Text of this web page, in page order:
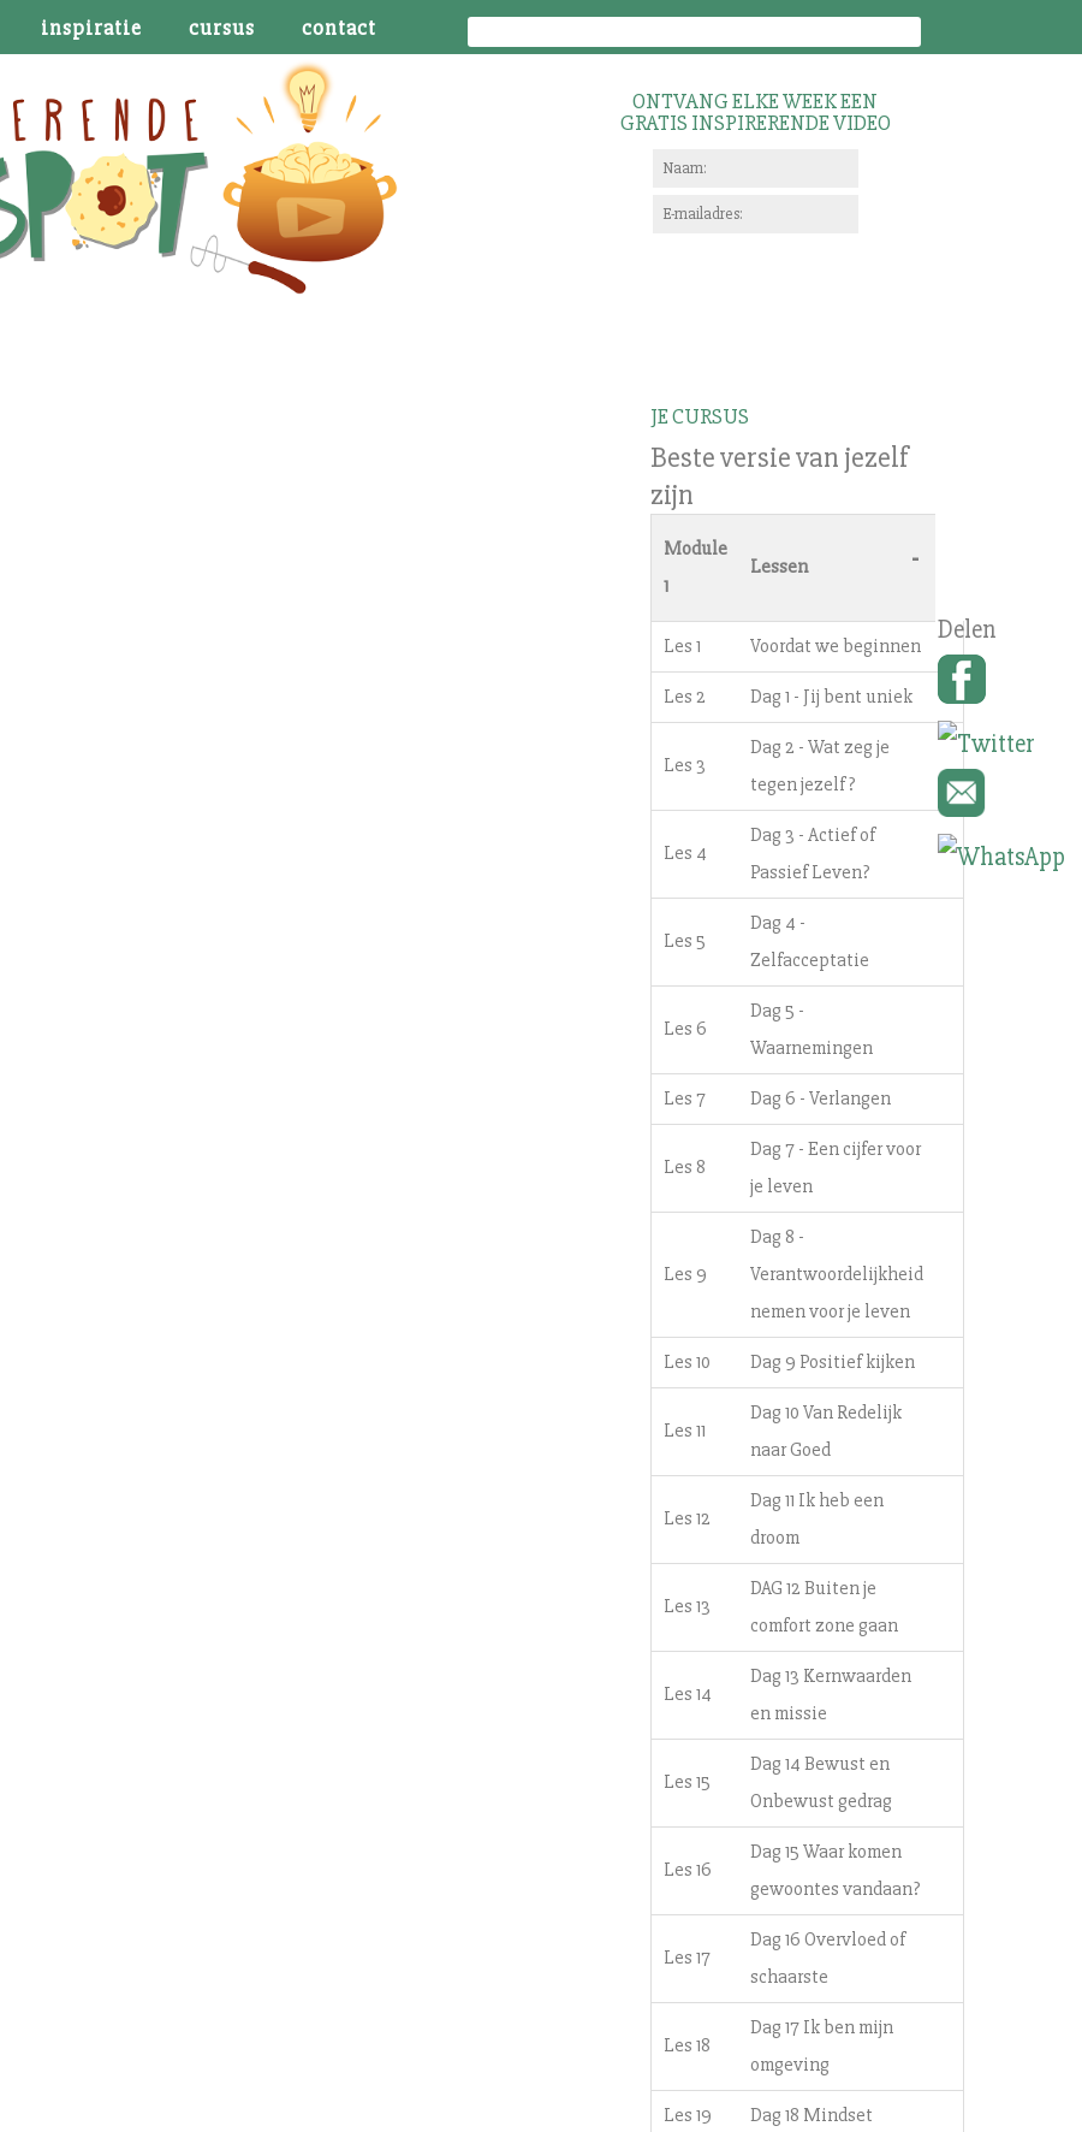
inspiratie cursus contact
ONTVANG ELKE WEEK EEN
GRATIS INSPIRERENDE VIDEO
JE CURSUS
Beste versie van jezelf
zijn
Module
1
Lessen -
Les 1 Voordat we beginnen
Les 2 Dag 1 - Jij bent uniek
Les 3
Dag 2 - Wat zeg je
tegen jezelf?
Les 4
Dag 3 - Actief of
Passief Leven?
Les 5
Dag 4 -
Zelfacceptatie
Les 6
Dag 5 -
Waarnemingen
Les 7 Dag 6 - Verlangen
Les 8
Dag 7 - Een cijfer voor
je leven
Les 9
Dag 8 -
Verantwoordelijkheid
nemen voor je leven
Les 10 Dag 9 Positief kijken
Les 11
Dag 10 Van Redelijk
naar Goed
Les 12
Dag 11 Ik heb een
droom
Les 13
DAG 12 Buiten je
comfort zone gaan
Les 14
Dag 13 Kernwaarden
en missie
Les 15
Dag 14 Bewust en
Onbewust gedrag
Les 16
Dag 15 Waar komen
gewoontes vandaan?
Les 17
Dag 16 Overvloed of
schaarste
Les 18
Dag 17 Ik ben mijn
omgeving
Les 19 Dag 18 Mindset